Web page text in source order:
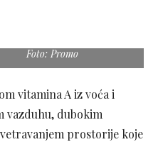
Foto: Promo
vitamina A iz voća i
vazduhu, dubokim
prostorije koje